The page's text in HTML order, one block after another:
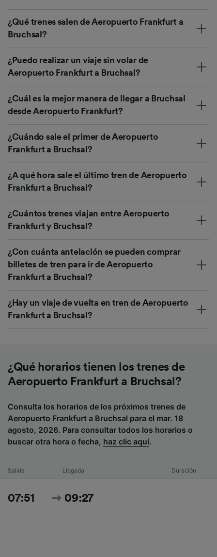
¿Qué trenes salen de Aeropuerto Frankfurt a
Bruchsal?
¿Puedo realizar un viaje sin volar de
Aeropuerto Frankfurt a Bruchsal?
¿Cuál es la mejor manera de llegar a Bruchsal
desde Aeropuerto Frankfurt?
¿Cuándo sale el primer de Aeropuerto
Frankfurt a Bruchsal?
¿A qué hora sale el último tren de Aeropuerto
Frankfurt a Bruchsal?
¿Cuántos trenes viajan entre Aeropuerto
Frankfurt y Bruchsal?
¿Con cuánta antelación se pueden comprar
billetes de tren para ir de Aeropuerto
Frankfurt a Bruchsal?
¿Hay un viaje de vuelta en tren de Aeropuerto
Frankfurt a Bruchsal?
¿Qué horarios tienen los trenes de
Aeropuerto Frankfurt a Bruchsal?
Consulta los horarios de los próximos trenes de
Aeropuerto Frankfurt a Bruchsal para el mar. 18
agosto, 2026. Para consultar todos los horarios o
buscar otra hora o fecha, haz clic aquí.
Salida Llegada Duración
07:51 09:27